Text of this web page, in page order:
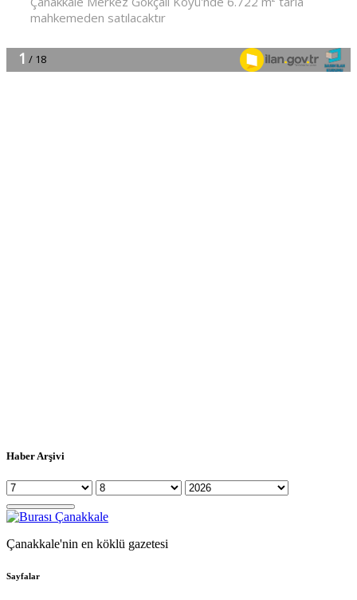
Haber Arşivi
Çanakkale'nin en köklü gazetesi
Sayfalar